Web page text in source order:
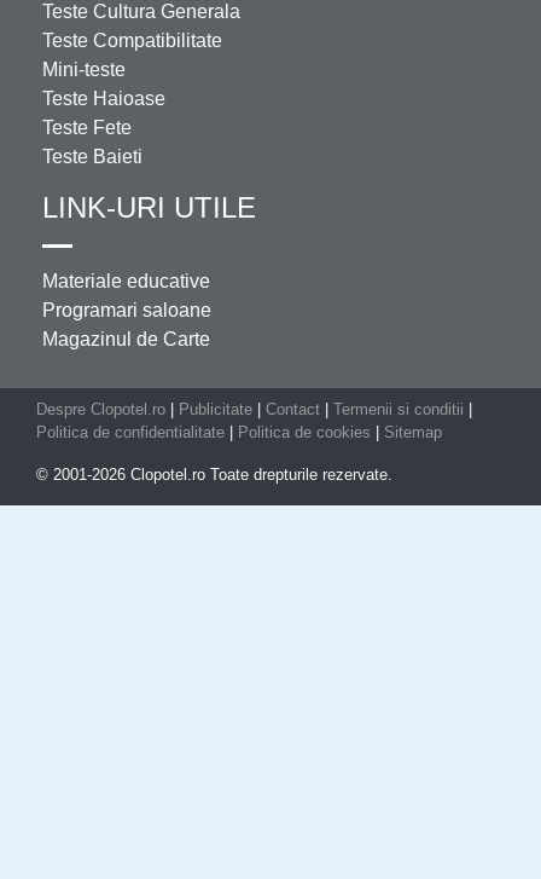
Teste Cultura Generala
Teste Compatibilitate
Mini-teste
Teste Haioase
Teste Fete
Teste Baieti
LINK-URI UTILE
Materiale educative
Programari saloane
Magazinul de Carte
Despre Clopotel.ro Publicitate Contact Termenii si conditii
Politica de confidentialitate
Politica de cookies Sitemap
© 2001-2026 Clopotel.ro Toate drepturile rezervate.